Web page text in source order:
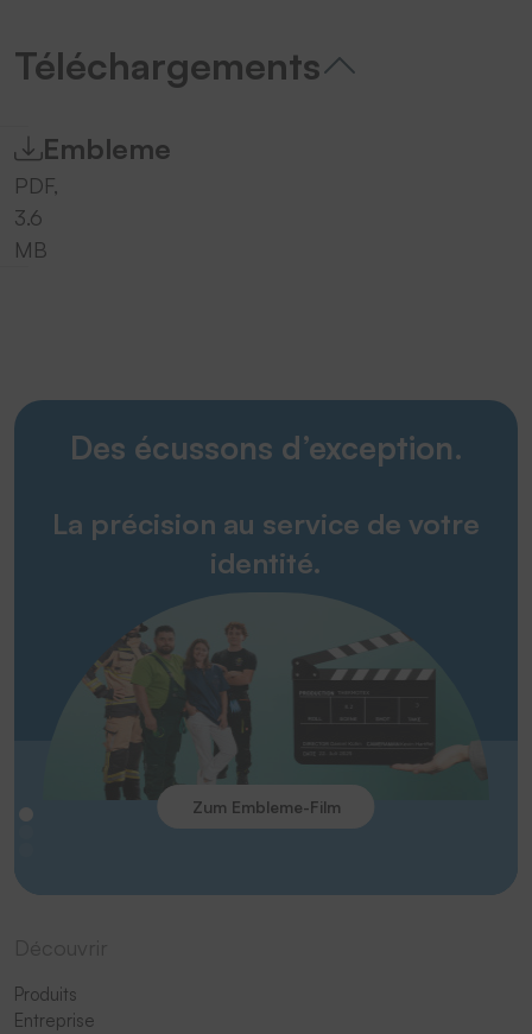
Téléchargements
Embleme
PDF,
3.6
MB
Des écussons d’exception.
La précision au service de votre
identité.
Zum Embleme-Film
Produits
Entreprise